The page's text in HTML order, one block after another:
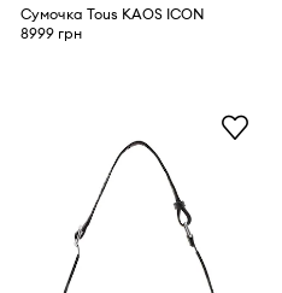
Сумочка Tous KAOS ICON
8999 грн